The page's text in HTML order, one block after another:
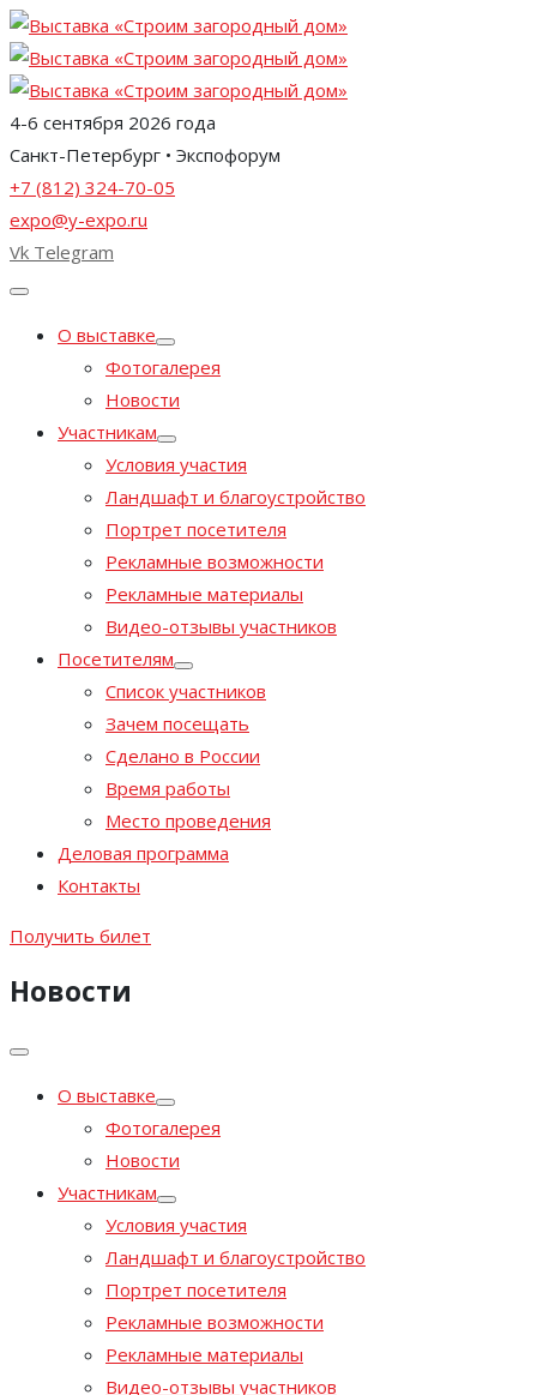
4-6 сентября 2026 года
Санкт-Петербург • Экспофорум
+7 (812) 324-70-05
expo@y-expo.ru
Vk Telegram
О выставке
Фотогалерея
Новости
Участникам
Условия участия
Ландшафт и благоустройство
Портрет посетителя
Рекламные возможности
Рекламные материалы
Видео-отзывы участников
Посетителям
Список участников
Зачем посещать
Сделано в России
Время работы
Место проведения
Деловая программа
Контакты
Получить билет
Новости
О выставке
Фотогалерея
Новости
Участникам
Условия участия
Ландшафт и благоустройство
Портрет посетителя
Рекламные возможности
Рекламные материалы
Видео-отзывы участников